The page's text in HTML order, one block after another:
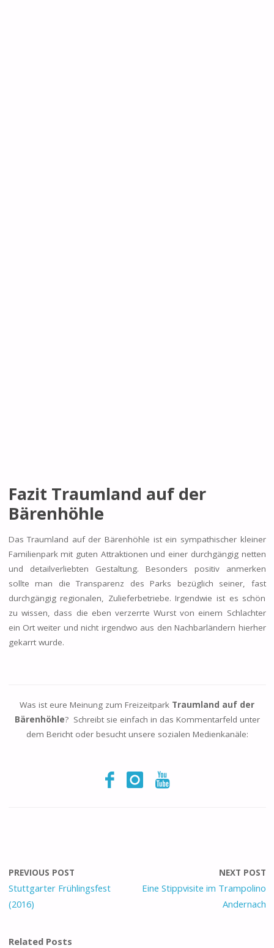
Fazit Traumland auf der
Bärenhöhle
Das Traumland auf der Bärenhöhle ist ein sympathischer kleiner
Familienpark mit guten Attraktionen und einer durchgängig netten
und detailverliebten Gestaltung. Besonders positiv anmerken
sollte man die Transparenz des Parks bezüglich seiner, fast
durchgängig regionalen, Zulieferbetriebe. Irgendwie ist es schön
zu wissen, dass die eben verzerrte Wurst von einem Schlachter
ein Ort weiter und nicht irgendwo aus den Nachbarländern hierher
gekarrt wurde.
Was ist eure Meinung zum Freizeitpark Traumland auf der
Bärenhöhle? Schreibt sie einfach in das Kommentarfeld unter
dem Bericht oder besucht unsere sozialen Medienkanäle:
PREVIOUS POST
Stuttgarter Frühlingsfest
(2016)
NEXT POST
Eine Stippvisite im Trampolino
Andernach
Related Posts